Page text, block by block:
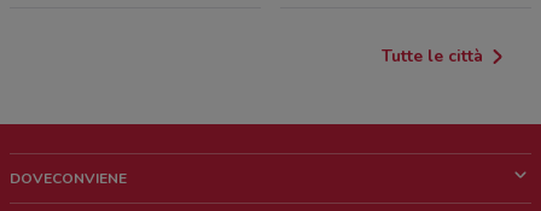
Tutte le città
DOVECONVIENE